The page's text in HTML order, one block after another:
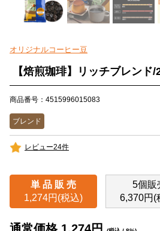
オリジナルコーヒー豆
【焙煎珈琲】リッチブレンド/
商品番号：4515996015083
ブレンド
レビュー24件
単 品 販 売
1,274円(税込)
5個販
6,370円(